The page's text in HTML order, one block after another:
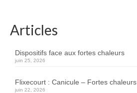
Articles
Dispositifs face aux fortes chaleurs
juin 25, 2026
Flixecourt : Canicule – Fortes chaleurs
juin 22, 2026